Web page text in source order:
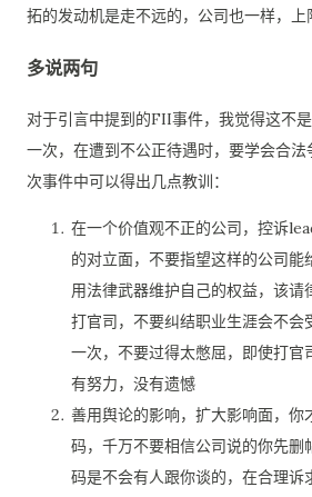
拓的发动机是走不远的，公司也一样，上
多说两句
对于引言中提到的FII事件，我觉得这不
一次，在遭到不公正待遇时，要学会合
次事件中可以得出几点教训：
在一个价值观不正的公司，控诉
的对立面，不要指望这样的公司能
用法律武器维护自己的权益，该请
打官司，不要纠结职业生涯会不会
一次，不要过得太憋屈，即使打官
有努力，没有遗憾
善用舆论的影响，扩大影响面，你
码，千万不要相信公司说的你先删
码是不会有人跟你谈的，在合理诉